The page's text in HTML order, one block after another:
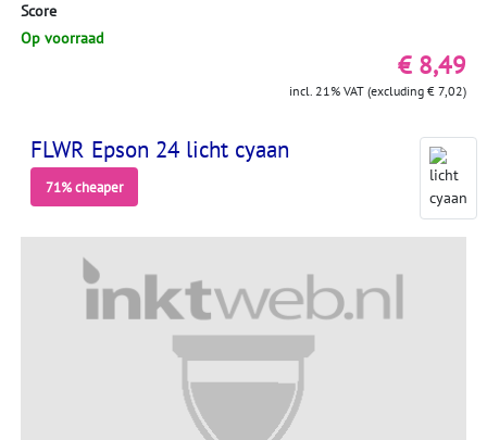
Score
Op voorraad
€ 8,49
incl. 21% VAT (excluding € 7,02)
FLWR Epson 24 licht cyaan
71% cheaper